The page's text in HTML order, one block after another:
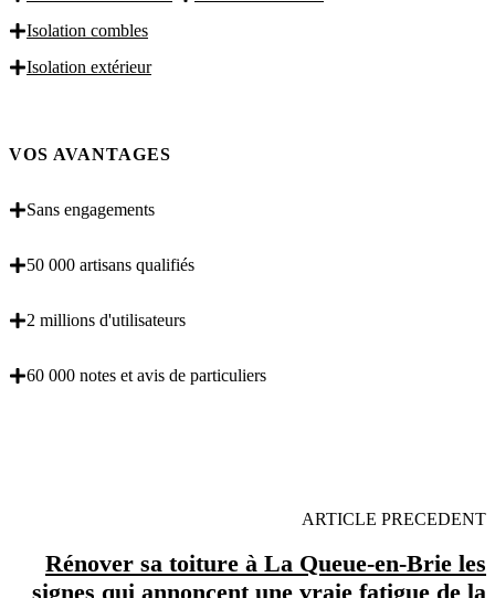
Isolation combles
Isolation extérieur
VOS AVANTAGES
Sans engagements
50 000 artisans qualifiés
2 millions d'utilisateurs
60 000 notes et avis de particuliers
ARTICLE PRECEDENT
Rénover sa toiture à La Queue-en-Brie les
signes qui annoncent une vraie fatigue de la